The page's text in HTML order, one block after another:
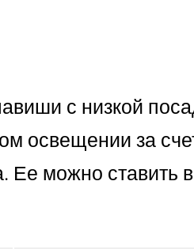
с низкой
освещении за
Ее можно ставить